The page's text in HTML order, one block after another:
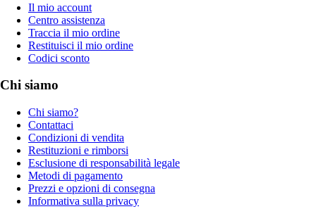
Il mio account
Centro assistenza
Traccia il mio ordine
Restituisci il mio ordine
Codici sconto
Chi siamo
Chi siamo?
Contattaci
Condizioni di vendita
Restituzioni e rimborsi
Esclusione di responsabilità legale
Metodi di pagamento
Prezzi e opzioni di consegna
Informativa sulla privacy